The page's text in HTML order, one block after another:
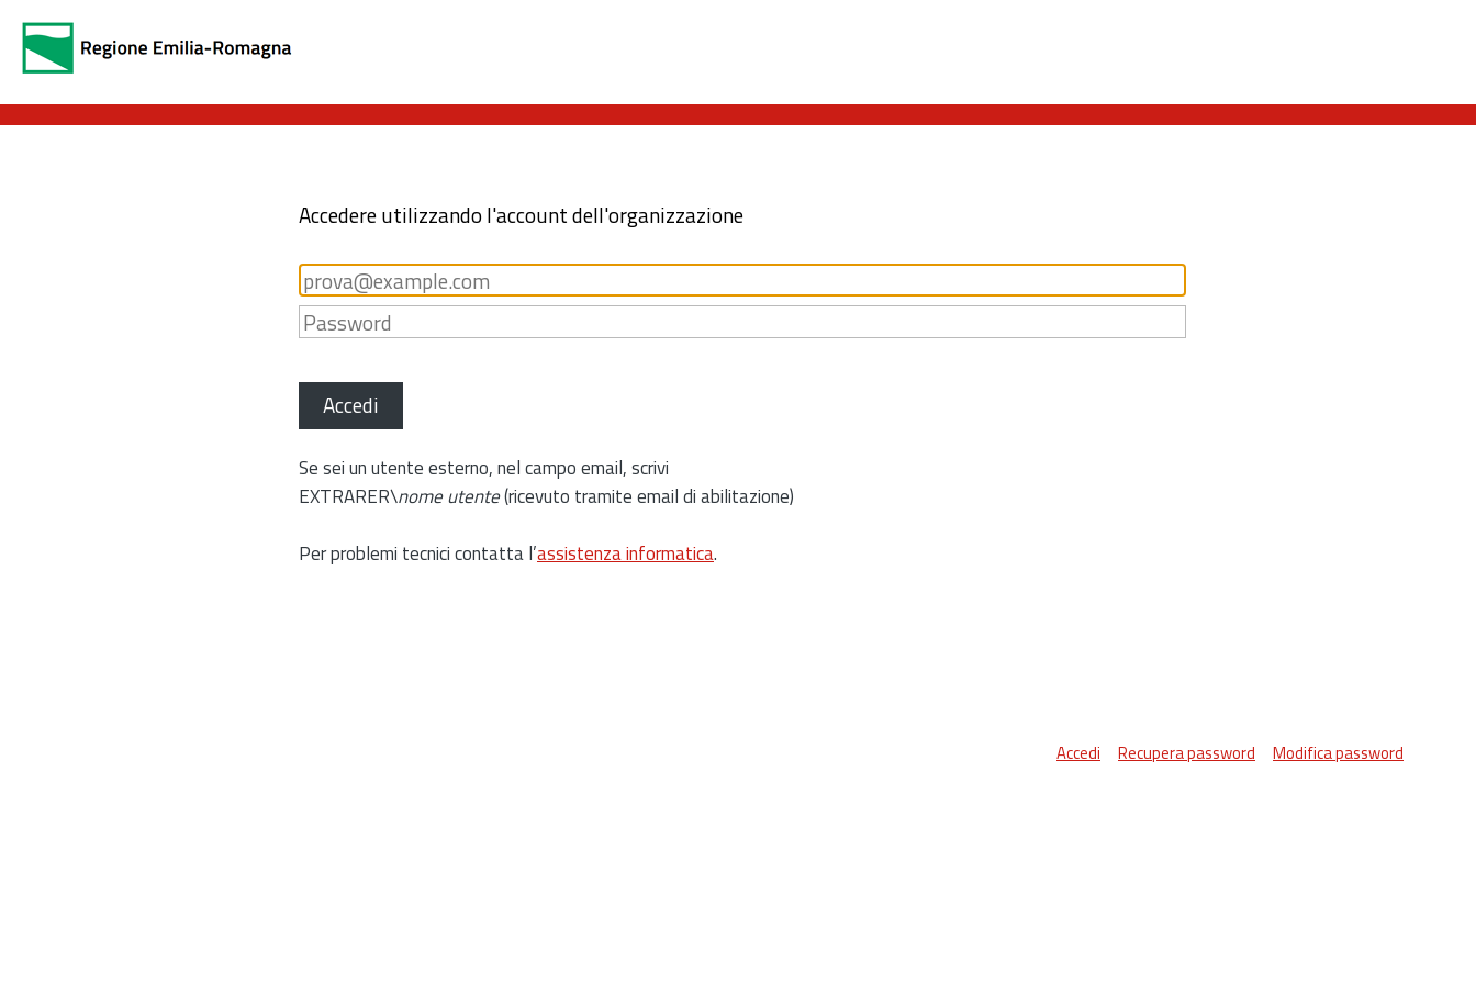
Accedere utilizzando l'account dell'organizzazione
Accedi
Se sei un utente esterno, nel campo email, scrivi
EXTRARER\nome utente(ricevuto tramite email di abilitazione)
Per problemi tecnici contatta l’assistenza informatica.
Accedi Recupera password Modifica password